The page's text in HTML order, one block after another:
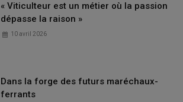
« Viticulteur est un métier où la passion
dépasse la raison »
10 avril 2026
Dans la forge des futurs maréchaux-
ferrants